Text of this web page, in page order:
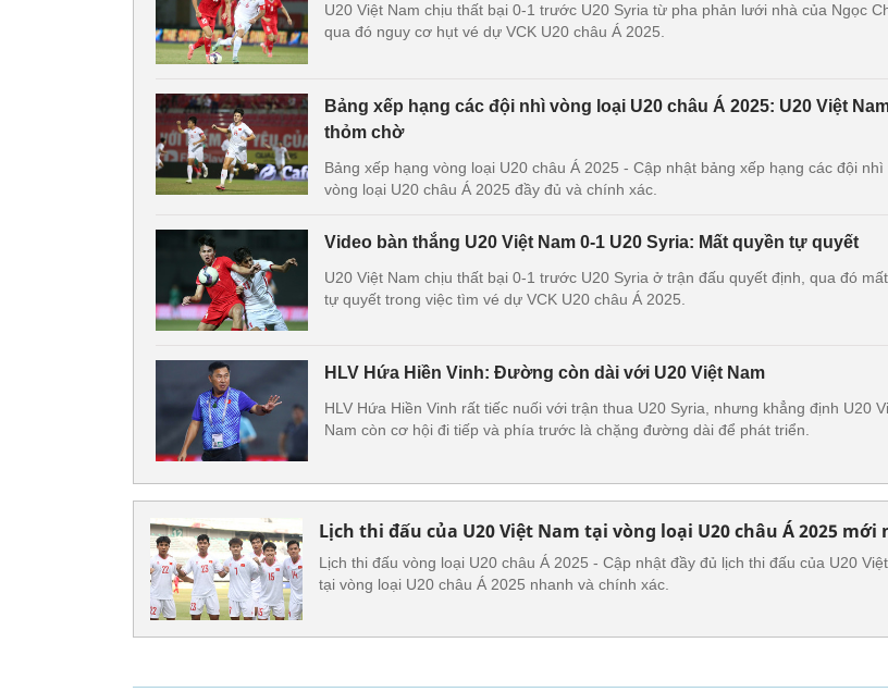
U20 Việt Nam chịu thất bại 0-1 trước U20 Syria từ pha phản lưới nhà của Ngọc
qua đó nguy cơ hụt vé dự VCK U20 châu Á 2025.
Bảng xếp hạng các đội nhì vòng loại U20 châu Á 2025: U20 Việt
thỏm chờ
Bảng xếp hạng vòng loại U20 châu Á 2025 - Cập nhật bảng xếp hạng các đội nhì
vòng loại U20 châu Á 2025 đầy đủ và chính xác.
Video bàn thắng U20 Việt Nam 0-1 U20 Syria: Mất quyền tự quyết
U20 Việt Nam chịu thất bại 0-1 trước U20 Syria ở trận đấu quyết định, qua đó
tự quyết trong việc tìm vé dự VCK U20 châu Á 2025.
HLV Hứa Hiền Vinh: Đường còn dài với U20 Việt Nam
HLV Hứa Hiền Vinh rất tiếc nuối với trận thua U20 Syria, nhưng khẳng định U20
Nam còn cơ hội đi tiếp và phía trước là chặng đường dài để phát triển.
Lịch thi đấu của U20 Việt Nam tại vòng loại U20 châu Á 2025 mới
Lịch thi đấu vòng loại U20 châu Á 2025 - Cập nhật đầy đủ lịch thi đấu của U20
tại vòng loại U20 châu Á 2025 nhanh và chính xác.